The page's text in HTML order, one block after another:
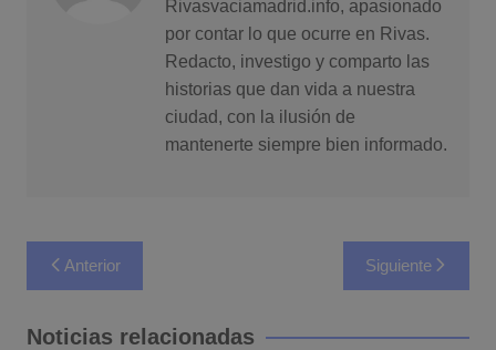
Rivasvaciamadrid.info, apasionado
por contar lo que ocurre en Rivas.
Redacto, investigo y comparto las
historias que dan vida a nuestra
ciudad, con la ilusión de
mantenerte siempre bien informado.
Navegación
de
entradas
Anterior Siguiente
Noticias relacionadas